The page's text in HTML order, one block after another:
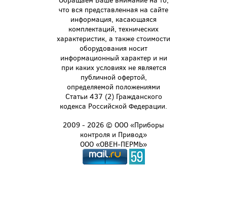
что вся представленная на сайте
информация, касающаяся
комплектаций, технических
характеристик, а также стоимости
оборудования носит
информационный характер и ни
при каких условиях не является
публичной офертой,
определяемой положениями
Статьи 437 (2) Гражданского
кодекса Российской Федерации.
2009 - 2026 © ООО «Приборы
контроля и Привод»
ООО «ОВЕН-ПЕРМЬ»